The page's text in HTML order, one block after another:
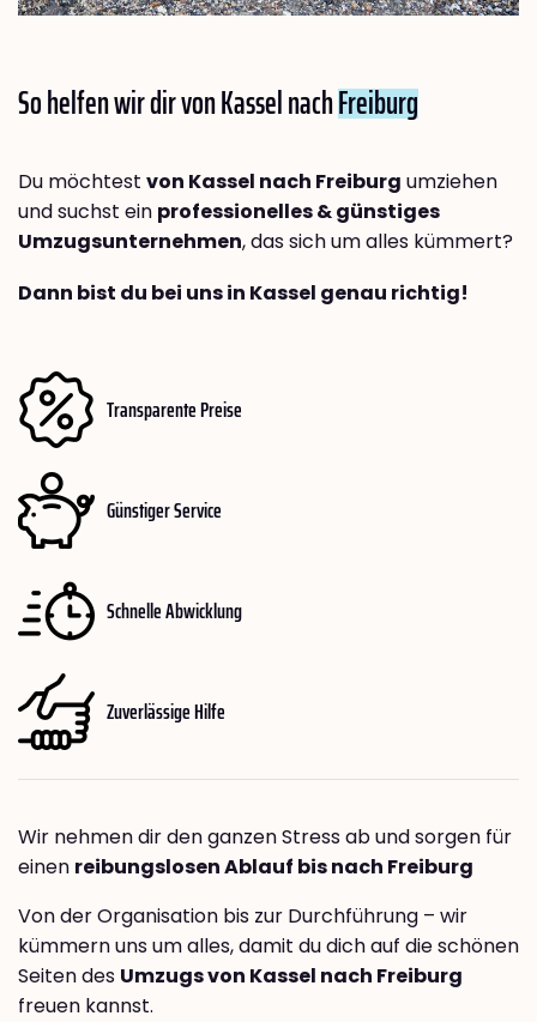
So helfen wir dir von Kassel nachFreiburg
Du möchtest von Kassel nach Freiburg umziehen
und suchst ein professionelles & günstiges
Umzugsunternehmen, das sich um alles kümmert?
Dann bist du bei uns in Kassel genau richtig!
Transparente Preise
Günstiger Service
Schnelle Abwicklung
Zuverlässige Hilfe
Wir nehmen dir den ganzen Stress ab und sorgen für
einen reibungslosen Ablauf bis nach Freiburg
Von der Organisation bis zur Durchführung – wir
kümmern uns um alles, damit du dich auf die schönen
Seiten des Umzugs von Kassel nach Freiburg
freuen kannst.